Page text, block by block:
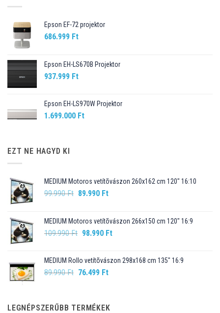
Epson EF-72 projektor
686.999 Ft
Epson EH-LS670B Projektor
937.999 Ft
Epson EH-LS970W Projektor
1.699.000 Ft
EZT NE HAGYD KI
MEDIUM Motoros vetítõvászon 260x162 cm 120" 16:10
99.990Ft Original
99.990 Ft.
89.990 FtCurrent
89.990 Ft.
MEDIUM Motoros vetítõvászon 266x150 cm 120" 16:9
109.990Ft Original
109.990 Ft.
98.990 FtCurrent
98.990 Ft.
MEDIUM Rollo vetítõvászon 298x168 cm 135" 16:9
89.990Ft Original
89.990 Ft.
76.499 FtCurrent
76.499 Ft.
LEGNÉPSZERŰBB TERMÉKEK